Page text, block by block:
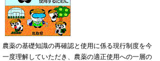
農薬の基礎知識の再確認と使用に係る現行制度を今
一度理解していただき、農薬の適正使用への一層の